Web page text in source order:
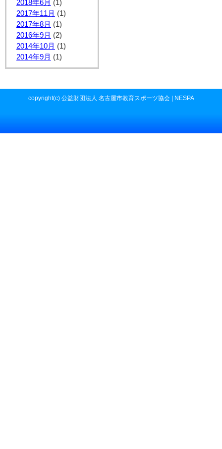
2018年6月 (1)
2017年11月 (1)
2017年8月 (1)
2016年9月 (2)
2014年10月 (1)
2014年9月 (1)
copyright(c) 公益財団法人 名古屋市教育スポーツ協会 | NESPA